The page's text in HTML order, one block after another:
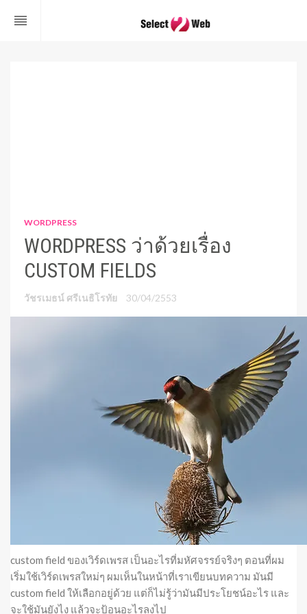
reorder
WORDPRESS
WORDPRESS ว่าด้วยเรื่อง
CUSTOM FIELDS
วัชรเมธน์ ศรีเนธิโรทัย 30/04/2553
custom field ของเวิร์ดเพรส เป็นอะไรที่มหัศจรรย์จริงๆ ตอนที่ผม
เริ่มใช้เวิร์ดเพรสใหม่ๆ ผมเห็นในหน้าที่เราเขียนบทความ มันมี
custom field ให้เลือกอยู่ด้วย แต่ก็ไม่รู้ว่ามันมีประโยชน์อะไร และ
จะใช้มันยังไง แล้วจะป้อนอะไรลงไป